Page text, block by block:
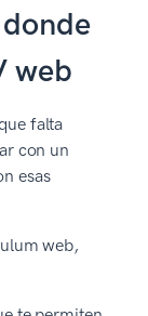
web
falta
con un
esas
web,